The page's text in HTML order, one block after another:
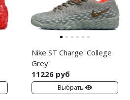
Nike ST Charge 'College
Grey'
11226 руб
Выбрать